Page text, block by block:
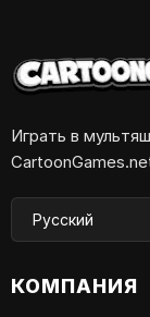
Играть в
КОМПАНИЯ